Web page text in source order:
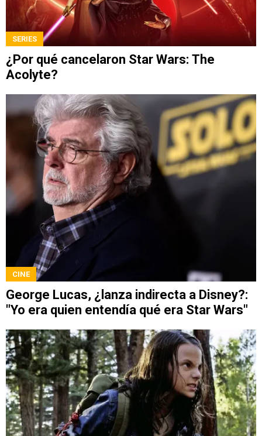
SERIES
¿Por qué cancelaron Star Wars: The
Acolyte?
CINE
George Lucas, ¿lanza indirecta a Disney?:
"Yo era quien entendía qué era Star Wars"